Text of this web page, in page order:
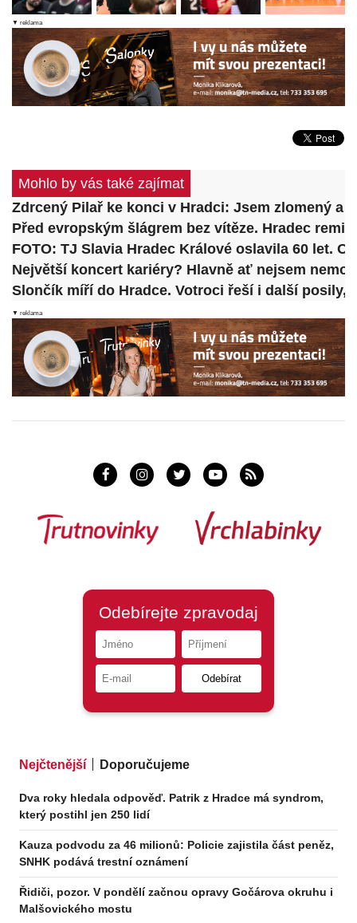
▼ reklama
Mohlo by vás také zajímat
Zdrcený Pilař ke konci v Hradci: Jsem zlomený a
Před evropským šlágrem bez vítěze. Hradec
FOTO: TJ Slavia Hradec Králové oslavila 60 let.
Největší koncert kariéry? Hlavně ať nejsem
Slončík míří do Hradce. Votroci řeší i další posily,
▼ reklama
Nejčtenější Doporučujeme
Dva roky hledala odpověď. Patrik z Hradce má syndrom,
který postihl jen 250 lidí
Kauza podvodu za 46 milionů: Policie zajistila část peněz,
SNHK podává trestní oznámení
Řidiči, pozor. V pondělí začnou opravy Gočárova okruhu i
Malšovického mostu